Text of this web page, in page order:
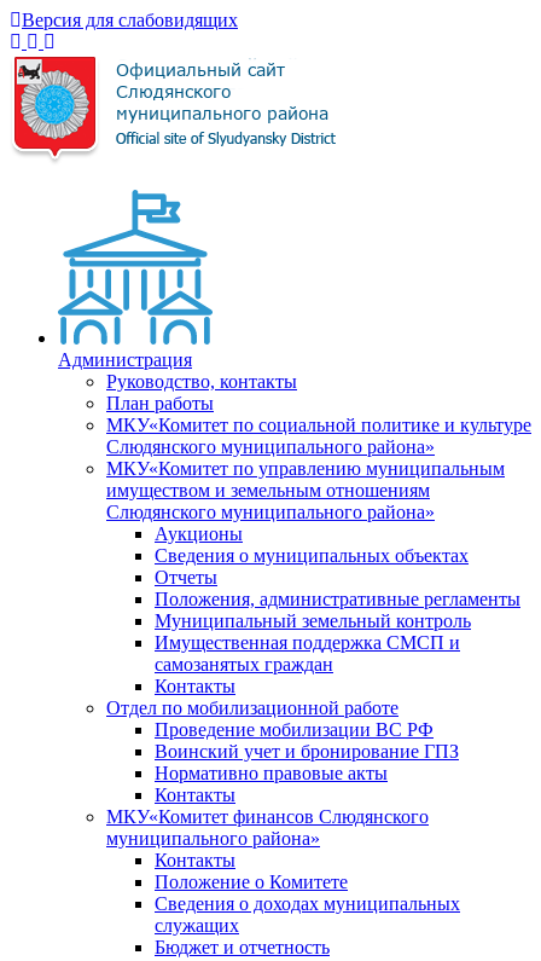
Версия для слабовидящих
Администрация
Руководство, контакты
План работы
МКУ«Комитет по социальной политике и культуре
Слюдянского муниципального района»
МКУ«Комитет по управлению муниципальным
имуществом и земельным отношениям
Слюдянского муниципального района»
Аукционы
Сведения о муниципальных объектах
Отчеты
Положения, административные регламенты
Муниципальный земельный контроль
Имущественная поддержка СМСП и
самозанятых граждан
Контакты
Отдел по мобилизационной работе
Проведение мобилизации ВС РФ
Воинский учет и бронирование ГПЗ
Нормативно правовые акты
Контакты
МКУ«Комитет финансов Слюдянского
муниципального района»
Контакты
Положение о Комитете
Сведения о доходах муниципальных
служащих
Бюджет и отчетность